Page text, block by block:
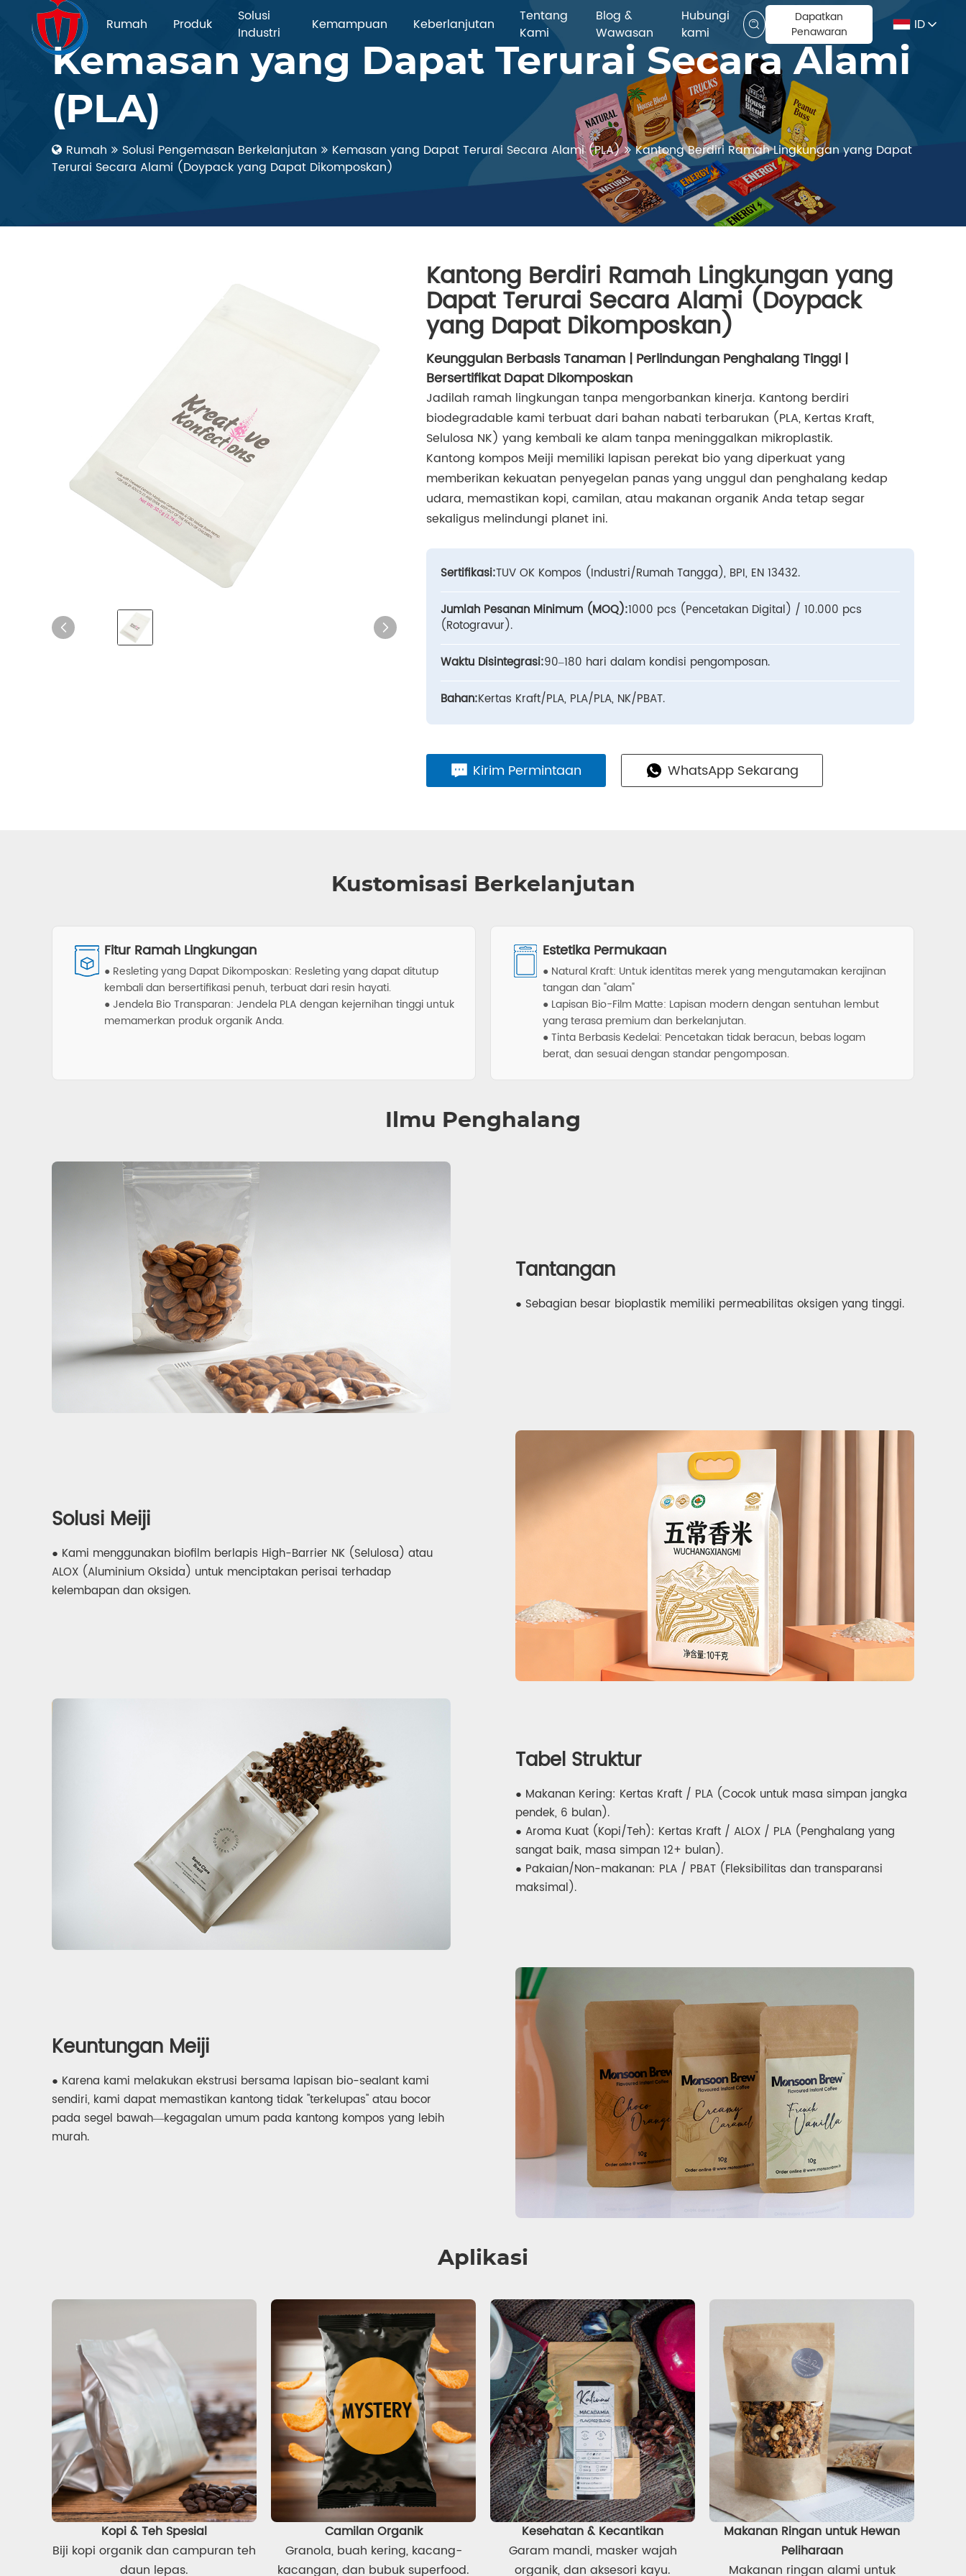
Rumah Produk
Solusi
Industri
Kemampuan Keberlanjutan
Tentang
Kami
Blog &
Wawasan
Hubungi
kami
Dapatkan
Penawaran
ID
Kemasan yang Dapat Terurai Secara Alami
(PLA)
Rumah Solusi Pengemasan Berkelanjutan Kemasan yang Dapat Terurai Secara Alami (PLA)
Kantong Berdiri Ramah Lingkungan yang Dapat
Terurai Secara Alami (Doypack yang Dapat Dikomposkan)
Kantong Berdiri Ramah Lingkungan yang
Dapat Terurai Secara Alami (Doypack
yang Dapat Dikomposkan)
Keunggulan Berbasis Tanaman | Perlindungan Penghalang Tinggi |
Bersertifikat Dapat Dikomposkan
Jadilah ramah lingkungan tanpa mengorbankan kinerja. Kantong berdiri
biodegradable kami terbuat dari bahan nabati terbarukan (PLA, Kertas Kraft,
Selulosa NK) yang kembali ke alam tanpa meninggalkan mikroplastik.
Kantong kompos Meiji memiliki lapisan perekat bio yang diperkuat yang
memberikan kekuatan penyegelan panas yang unggul dan penghalang kedap
udara, memastikan kopi, camilan, atau makanan organik Anda tetap segar
sekaligus melindungi planet ini.
Sertifikasi:TUV OK Kompos (Industri/Rumah Tangga), BPI, EN 13432.
Jumlah Pesanan Minimum (MOQ):1000 pcs (Pencetakan Digital) / 10.000 pcs
(Rotogravur).
Waktu Disintegrasi:90–180 hari dalam kondisi pengomposan.
Bahan:Kertas Kraft/PLA, PLA/PLA, NK/PBAT.
Kirim Permintaan WhatsApp Sekarang
Kustomisasi Berkelanjutan
Fitur Ramah Lingkungan
● Resleting yang Dapat Dikomposkan: Resleting yang dapat ditutup
kembali dan bersertifikasi penuh, terbuat dari resin hayati.
● Jendela Bio Transparan: Jendela PLA dengan kejernihan tinggi untuk
memamerkan produk organik Anda.
Estetika Permukaan
● Natural Kraft: Untuk identitas merek yang mengutamakan kerajinan
tangan dan "alam"
● Lapisan Bio-Film Matte: Lapisan modern dengan sentuhan lembut
yang terasa premium dan berkelanjutan.
● Tinta Berbasis Kedelai: Pencetakan tidak beracun, bebas logam
berat, dan sesuai dengan standar pengomposan.
Ilmu Penghalang
Tantangan
● Sebagian besar bioplastik memiliki permeabilitas oksigen yang tinggi.
Solusi Meiji
● Kami menggunakan biofilm berlapis High-Barrier NK (Selulosa) atau
ALOX (Aluminium Oksida) untuk menciptakan perisai terhadap
kelembapan dan oksigen.
Tabel Struktur
● Makanan Kering: Kertas Kraft / PLA (Cocok untuk masa simpan jangka
pendek, 6 bulan).
● Aroma Kuat (Kopi/Teh): Kertas Kraft / ALOX / PLA (Penghalang yang
sangat baik, masa simpan 12+ bulan).
● Pakaian/Non-makanan: PLA / PBAT (Fleksibilitas dan transparansi
maksimal).
Keuntungan Meiji
● Karena kami melakukan ekstrusi bersama lapisan bio-sealant kami
sendiri, kami dapat memastikan kantong tidak "terkelupas" atau bocor
pada segel bawah—kegagalan umum pada kantong kompos yang lebih
murah.
Aplikasi
Kopi & Teh Spesial
Biji kopi organik dan campuran teh
daun lepas.
Camilan Organik
Granola, buah kering, kacang-
kacangan, dan bubuk superfood.
Kesehatan & Kecantikan
Garam mandi, masker wajah
organik, dan aksesori kayu.
Makanan Ringan untuk Hewan
Peliharaan
Makanan ringan alami untuk